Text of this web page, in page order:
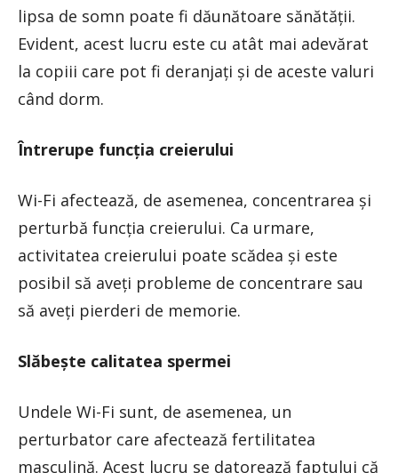
lipsa de somn poate fi dăunătoare sănătății.
Evident, acest lucru este cu atât mai adevărat
la copiii care pot fi deranjați și de aceste valuri
când dorm.
Întrerupe funcția creierului
Wi-Fi afectează, de asemenea, concentrarea și
perturbă funcția creierului. Ca urmare,
activitatea creierului poate scădea și este
posibil să aveți probleme de concentrare sau
să aveți pierderi de memorie.
Slăbește calitatea spermei
Undele Wi-Fi sunt, de asemenea, un
perturbator care afectează fertilitatea
masculină. Acest lucru se datorează faptului că